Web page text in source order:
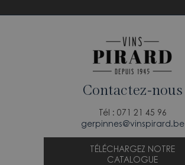
Contactez-nous
Tél : 071 21 45 96
gerpinnes@vinspirard.be
TÉLÉCHARGEZ NOTRE
CATALOGUE